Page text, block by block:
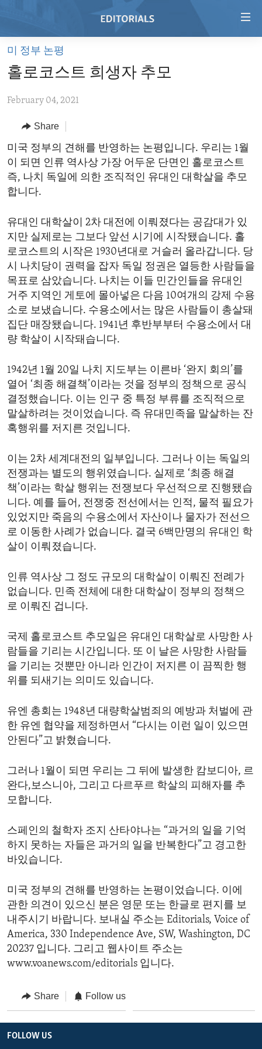
Skip
main
Skip
Navigation
Skip
to
Search
HOME
VIDEO
RADIO
REGIONS
AFRICA
AMERICAS
ASIA
MIDDLE EAST
TOPICS
HUMAN RIGHTS
SECURITY AND DEFENSE
DEMOCRACY AND GOVERNANCE
ECONOMY AND TRADE
ENVIRONMENT AND HEALTH
IDEALS AND INSTITUTIONS
ARCHIVE
ABOUT US
FOLLOW US
미 정부 논평
홀로코스트 희생자 추모
February 04, 2021
Share
미국 정부의 견해를 반영하는 논평입니다. 우리는 1월
이 되면 인류 역사상 가장 어두운 단면인 홀로코스트
즉, 나치 독일에 의한 조직적인 유대인 대학살을 추모
합니다.
유대인 대학살이 2차 대전에 이뤄졌다는 공감대가 있
지만 실제로는 그보다 앞선 시기에 시작됐습니다. 홀
로코스트의 시작은 1930년대로 거슬러 올라갑니다. 당
시 나치당이 권력을 잡자 독일 정권은 열등한 사람들을
목표로 삼았습니다. 나치는 이들 민간인들을 유대인
거주 지역인 게토에 몰아넣은 다음 10여개의 강제 수용
소로 보냈습니다. 수용소에서는 많은 사람들이 총살돼
집단 매장됐습니다. 1941년 후반부부터 수용소에서 대
량 학살이 시작돼습니다.
1942년 1월 20일 나치 지도부는 이른바 ‘완지 회의’를
열어 ‘최종 해결책’이라는 것을 정부의 정책으로 공식
결정했습니다. 이는 인구 중 특정 부류를 조직적으로
말살하려는 것이었습니다. 즉 유대민족을 말살하는 잔
혹행위를 저지른 것입니다.
이는 2차 세계대전의 일부입니다. 그러나 이는 독일의
전쟁과는 별도의 행위였습니다. 실제로 ‘최종 해결
책’이라는 학살 행위는 전쟁보다 우선적으로 진행됐습
니다. 예를 들어, 전쟁중 전선에서는 인적, 물적 필요가
있었지만 죽음의 수용소에서 자산이나 물자가 전선으
로 이동한 사례가 없습니다. 결국 6백만명의 유대인 학
살이 이뤄졌습니다.
인류 역사상 그 정도 규모의 대학살이 이뤄진 전례가
없습니다. 민족 전체에 대한 대학살이 정부의 정책으
로 이뤄진 겁니다.
국제 홀로코스트 추모일은 유대인 대학살로 사망한 사
람들을 기리는 시간입니다. 또 이 날은 사망한 사람들
을 기리는 것뿐만 아니라 인간이 저지른 이 끔찍한 행
위를 되새기는 의미도 있습니다.
유엔 총회는 1948년 대량학살범죄의 예방과 처벌에 관
한 유엔 협약을 제정하면서 “다시는 이런 일이 있으면
안된다”고 밝혔습니다.
그러나 1월이 되면 우리는 그 뒤에 발생한 캄보디아, 르
완다,보스니아, 그리고 다르푸르 학살의 피해자를 추
모합니다.
스페인의 철학자 조지 산타야나는 “과거의 일을 기억
하지 못하는 자들은 과거의 일을 반복한다”고 경고한
바있습니다.
미국 정부의 견해를 반영하는 논평이었습니다. 이에
관한 의견이 있으신 분은 영문 또는 한글로 편지를 보
내주시기 바랍니다. 보내실 주소는 Editorials, Voice of
America, 330 Independence Ave, SW, Washington, DC
20237 입니다. 그리고 웹사이트 주소는
www.voanews.com/editorials 입니다.
Share Follow us
FOLLOW US